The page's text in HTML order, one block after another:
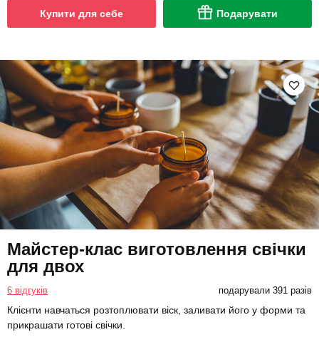
Купити для себе Подарувати
Майстер-клас виготовлення свічки
для двох
6 відгуків подарували 391 разів
Клієнти навчаться розтоплювати віск, заливати його у форми та
прикрашати готові свічки.